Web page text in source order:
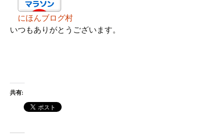
にほんブログ村
いつもありがとうございます。
共有: